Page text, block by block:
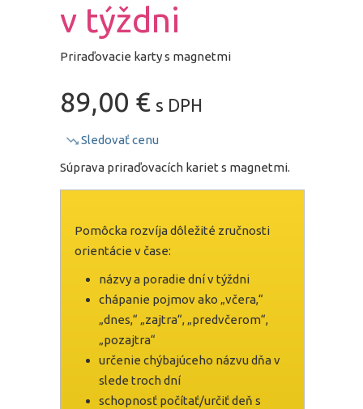
v týždni
Priraďovacie karty s magnetmi
89,00 € s DPH
Sledovať cenu
Súprava priraďovacích kariet s magnetmi.
Pomôcka rozvíja dôležité zručnosti
orientácie v čase:
názvy a poradie dní v týždni
chápanie pojmov ako „včera,“
„dnes,“ „zajtra“, „predvčerom“,
„pozajtra“
určenie chýbajúceho názvu dňa v
slede troch dní
schopnosť počítať/určiť deň s